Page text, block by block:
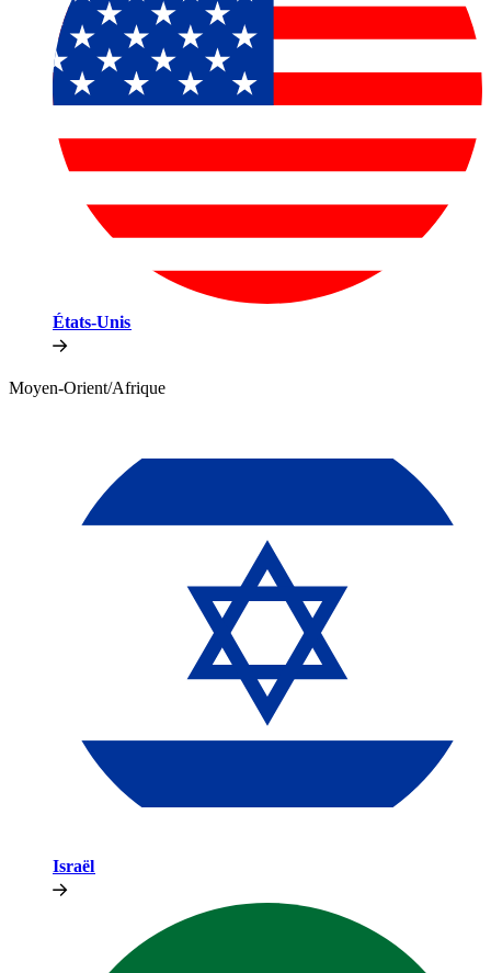
États-Unis​​
Moyen-Orient/Afrique​​
Israël​​